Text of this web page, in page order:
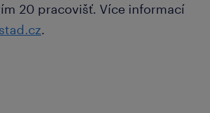
20 pracovišť. Více informací
.